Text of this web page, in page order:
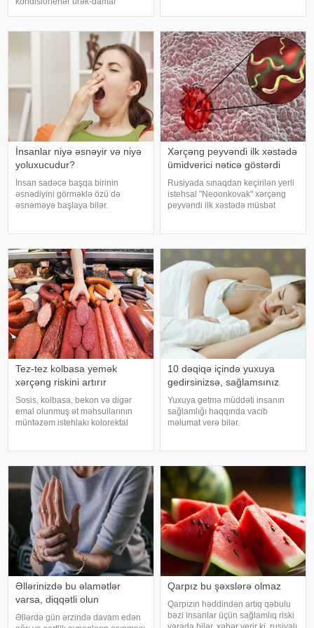
kardioloqların bildirdiyinə görə,
tərli halda qəfil çox soyuq otağ
hindi bitkisi nədir?. xəbər verir ki,
ə
İnsanlar niyə əsnəyir və niyə
yoluxucudur?
İnsan sadəcə başqa birinin
əsnədiyini görməklə özü də
əsnəməyə başlaya bilər.
verir ki, əsnəmək insan
orqanizminin ən adi
Xərçəng peyvəndi ilk xəstədə
ümidverici nəticə göstərdi
Rusiyada sınaqdan keçirilən yerli
istehsal "Neoonkovak" xərçəng
peyvəndi ilk xəstədə müsbət
Epidemiologiya və Mikrobiologiya
Mərkəzini
Tez-tez kolbasa yemək
xərçəng riskini artırır
Sosis, kolbasa, bekon və digər
emal olunmuş ət məhsullarının
müntəzəm istehlakı kolorektal
Nazirliyinin Milli Kliniki
Endokrinologiy
10 dəqiqə içində yuxuya
gedirsinizsə, sağlamsınız
Yuxuya getmə müddəti insanın
sağlamlığı haqqında vacib
məlumat verə bilər.
üzrə mütəxəssis Mişel Drerupun
sözlərinə görə
Əllərinizdə bu əlamətlər
varsa, diqqətli olun
Əllərdə gün ərzində davam edən
Qarpız bu şəxslərə olmaz
Qarpızın həddindən artıq qəbulu
bəzi insanlar üçün sağlamlıq riski